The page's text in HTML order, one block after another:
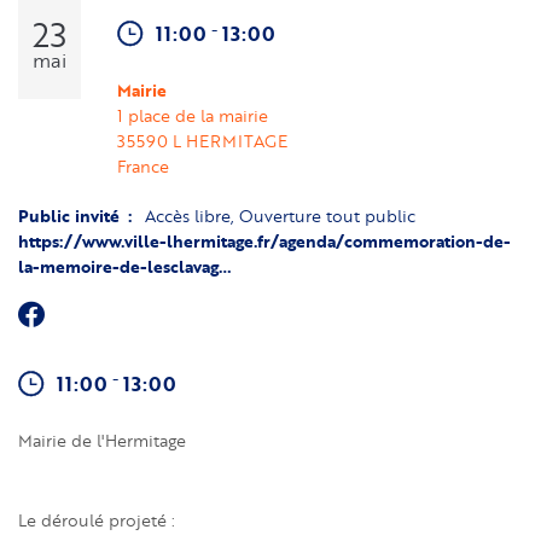
23
mai
11:00 - 13:00
Mairie
1 place de la mairie
35590 L HERMITAGE
France
Public invité Accès libre Ouverture tout public
https://www.ville-lhermitage.fr/agenda/commemoration-de-
la-memoire-de-lesclavag…
11:00 - 13:00
Mairie de l'Hermitage
Le déroulé projeté :